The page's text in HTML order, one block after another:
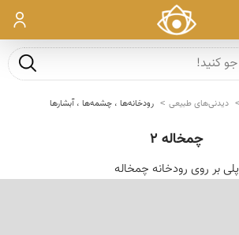
ورود
جست و
دیدنی‌های طبیعی رودخانه‌ها ، چشمه‌ها ، آبشارها
چمخاله 2
پلی بر روی رودخانه چمخاله